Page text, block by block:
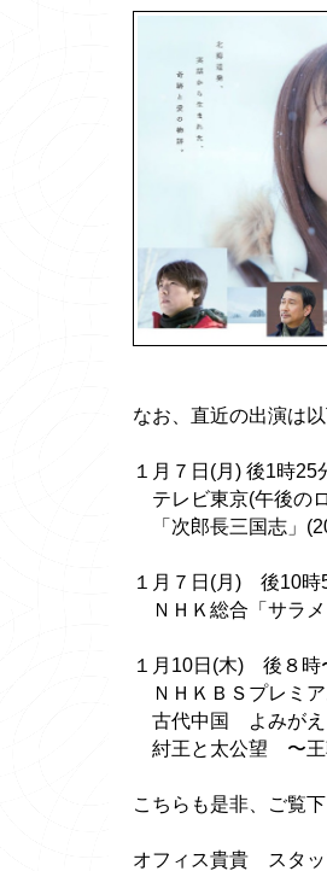
なお、直近の出演は以
１月７日(月) 後1時25
テレビ東京(午後の
「次郎長三国志」
１月７日(月) 後10時
ＮＨＫ総合「サラ
１月10日(木) 後８時
ＮＨＫＢＳプレミア
古代中国 よみがえ
紂王と太公望 〜王
こちらも是非、ご覧下
オフィス貴貴 スタッ